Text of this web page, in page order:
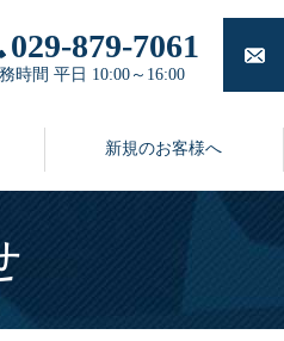
新規のお客様へ
029-879-7061
時間 平日 10:00～16:00